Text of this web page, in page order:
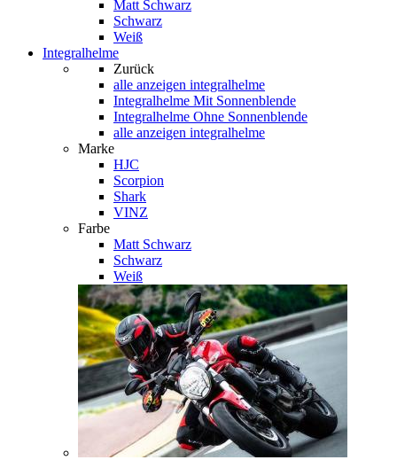
Matt Schwarz
Schwarz
Weiß
Integralhelme
Zurück
alle anzeigen integralhelme
Integralhelme Mit Sonnenblende
Integralhelme Ohne Sonnenblende
alle anzeigen integralhelme
Marke
HJC
Scorpion
Shark
VINZ
Farbe
Matt Schwarz
Schwarz
Weiß